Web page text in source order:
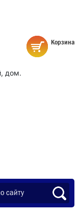
дом.
Корзина